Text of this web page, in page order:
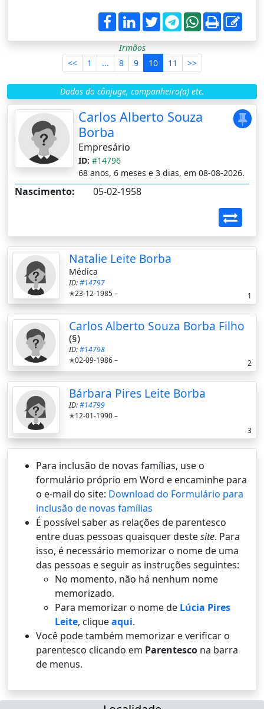
Irmãos
<<
1 ... 8 9 10 11 >>
Dados do cônjuge, companheiro(a) etc.
Carlos Alberto Souza
Borba
Empresário
ID: #14796
68 anos, 6 meses e 3 dias, em 08-08-2026.
Nascimento: 05-02-1958
Natalie Leite Borba
Médica
ID:#14797
✭23-12-1985 –
1
Carlos Alberto Souza Borba Filho
(§)
ID:#14798
✭02-09-1986 –
2
Bárbara Pires Leite Borba
ID:#14799
✭12-01-1990 –
3
Para inclusão de novas famílias, use o
formulário próprio em Word e encaminhe para
o e-mail do site: Download do Formulário para
inclusão de novas famílias
É possí­vel saber as relações de parentesco
entre duas pessoas quaisquer destesite. Para
isso, é necessário memorizar o nome de uma
das pessoas e seguir as instruções seguintes:
No momento, não há nenhum nome
memorizado.
Para memorizar o nome de Lúcia Pires
Leite, cliqueaqui.
Você pode também memorizar e verificar o
parentesco clicando em Parentesco na barra
de menus.